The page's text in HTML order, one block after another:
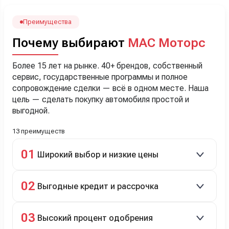
менеджеру Сергею, профессионал своего дела!
Преимущества
Почему выбирают МАС Моторс
Более 15 лет на рынке. 40+ брендов, собственный
сервис, государственные программы и полное
сопровождение сделки — всё в одном месте. Наша
цель — сделать покупку автомобиля простой и
выгодной.
13 преимуществ
01 Широкий выбор и низкие цены
подержанные авто.
02 Выгодные кредит и рассрочка
рассрочка 0% на 2 года при первом взносе 35–50%.
03 Высокий процент одобрения